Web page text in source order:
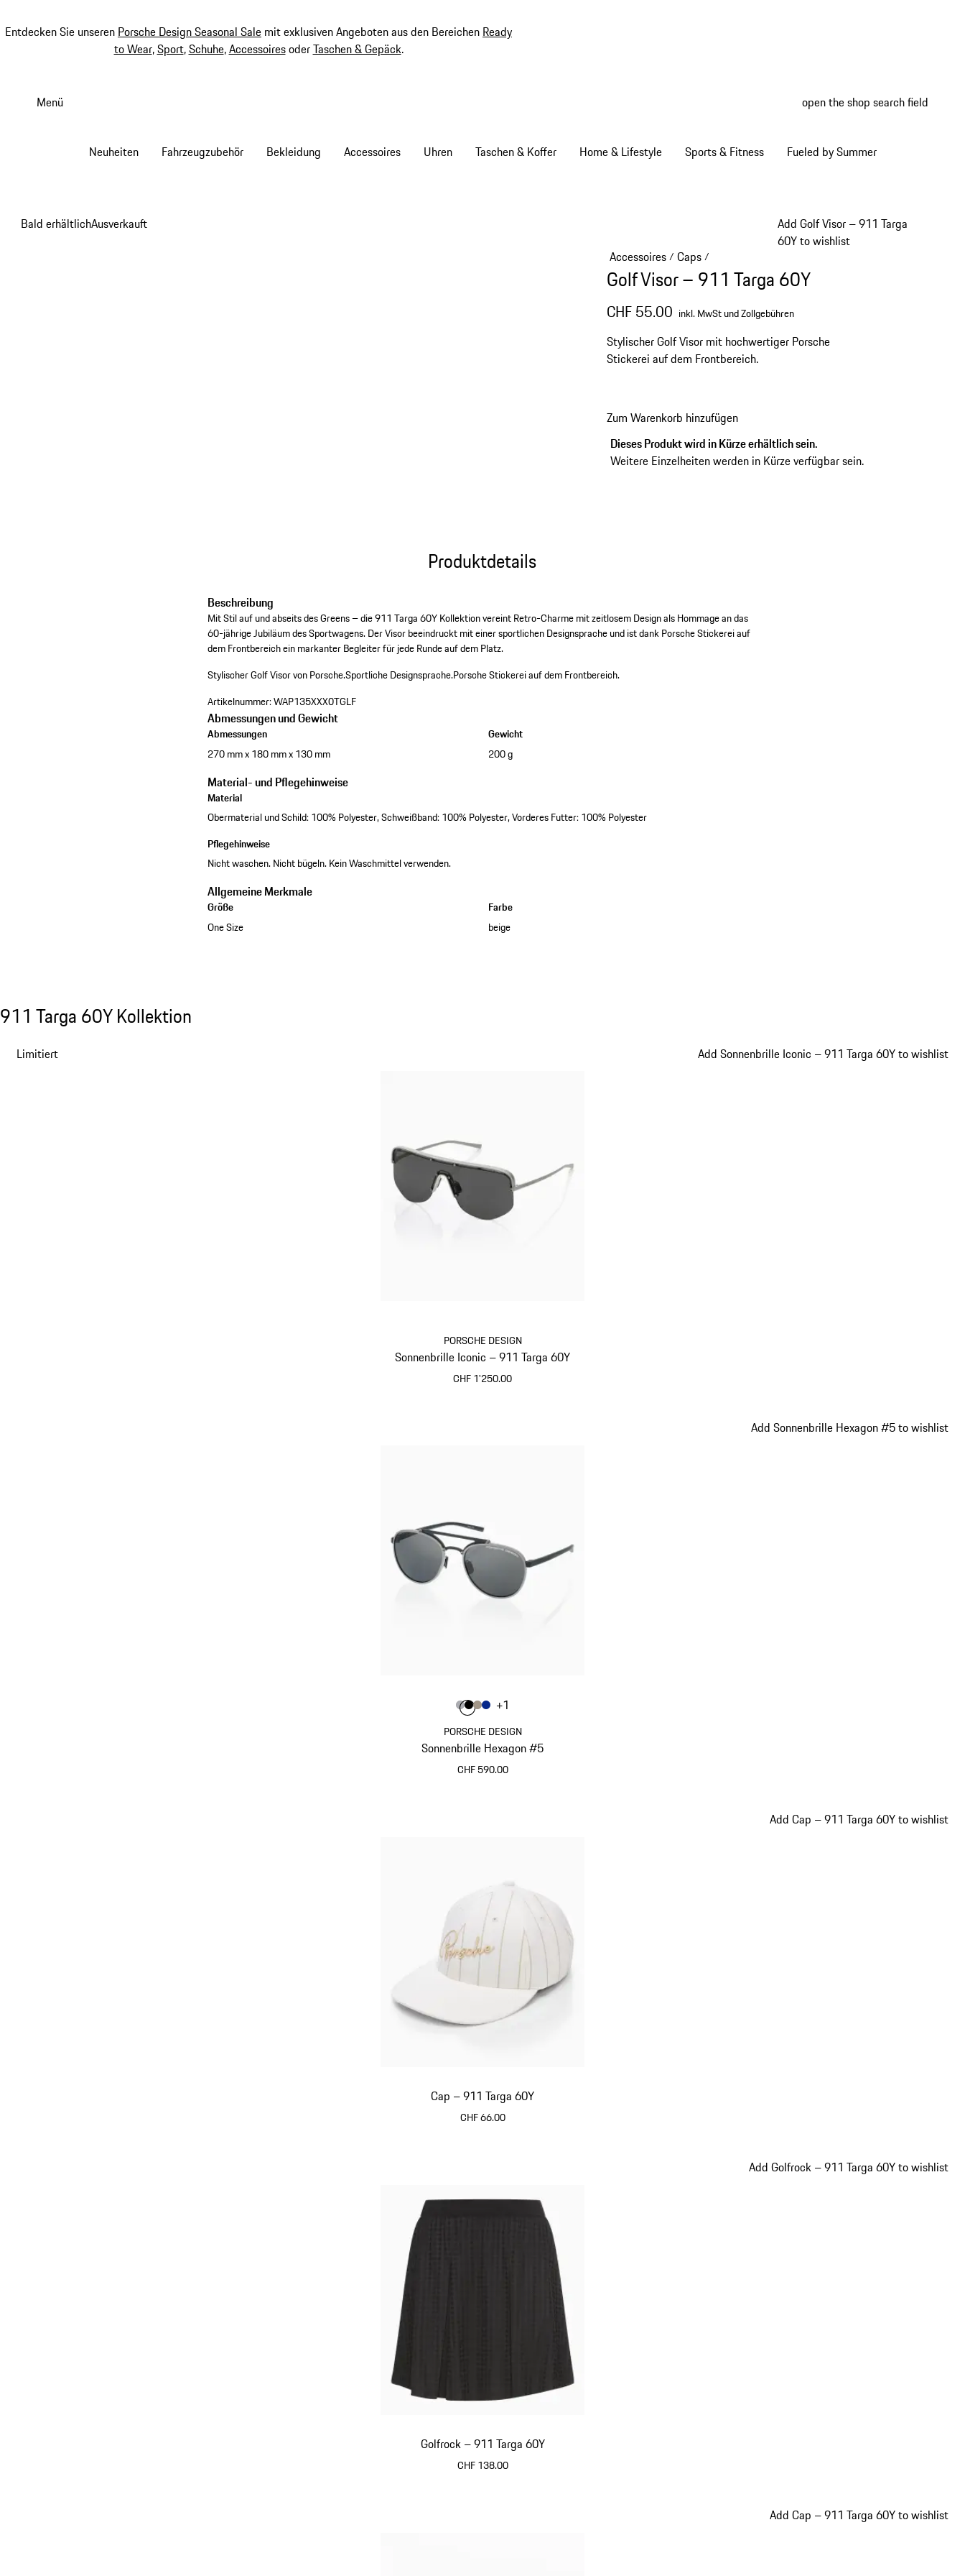
Entdecken Sie unseren Porsche Design Seasonal Sale mit exklusiven Angeboten aus den Bereichen Ready
to Wear,Sport,Schuhe,AccessoiresoderTaschen & Gepäck.
Hauptinhalt
Menü open the shop search field
Neuheiten Fahrzeugzubehör Bekleidung Accessoires Uhren Taschen & Koffer Home & Lifestyle Sports & Fitness Fueled by Summer
Add Golf Visor – 911 Targa
60Y to wishlist
Bald erhältlichAusverkauft
Accessoires/ Caps/
Golf Visor – 911 Targa 60Y
CHF 55.00 inkl. MwSt und Zollgebühren
Stylischer Golf Visor mit hochwertiger Porsche
Stickerei auf dem Frontbereich.
Zum Warenkorb hinzufügen
Dieses Produkt wird in Kürze erhältlich sein.
Weitere Einzelheiten werden in Kürze verfügbar sein.
Produktdetails
Beschreibung
Mit Stil auf und abseits des Greens – die 911 Targa 60Y Kollektion vereint Retro-Charme mit zeitlosem Design als Hommage an das
60-jährige Jubiläum des Sportwagens. Der Visor beeindruckt mit einer sportlichen Designsprache und ist dank Porsche Stickerei auf
dem Frontbereich ein markanter Begleiter für jede Runde auf dem Platz.
Stylischer Golf Visor von Porsche.Sportliche Designsprache.Porsche Stickerei auf dem Frontbereich.
Artikelnummer:WAP135XXX0TGLF
Abmessungen und Gewicht
Abmessungen
270 mm x 180 mm x 130 mm
Gewicht
200 g
Material- und Pflegehinweise
Material
Obermaterial und Schild: 100% Polyester, Schweißband: 100% Polyester, Vorderes Futter: 100% Polyester
Pflegehinweise
Nicht waschen. Nicht bügeln. Kein Waschmittel verwenden.
Allgemeine Merkmale
Größe
One Size
Farbe
beige
911 Targa 60Y Kollektion
911 Targa 60Y Kollektion
PORSCHE DESIGN
Sonnenbrille Iconic – 911 Targa 60Y
CHF 1'250.00
Limitiert Add Sonnenbrille Iconic – 911 Targa 60Y to wishlist
Slide 1 von 20
PORSCHE DESIGN
Sonnenbrille Hexagon #5
CHF 590.00
Add Sonnenbrille Hexagon #5 to wishlist
Farbe
Farbe grau
Farbeschwarz
Farbe
Farbe
+1
Cap – 911 Targa 60Y
CHF 66.00
Add Cap – 911 Targa 60Y to wishlist
Golfrock – 911 Targa 60Y
CHF 138.00
Add Golfrock – 911 Targa 60Y to wishlist
Add Cap – 911 Targa 60Y to wishlist